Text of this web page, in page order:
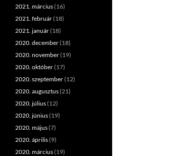
2021. március(16)
2021. február(18)
2021. január(18)
2020. december(18)
2020. november(19)
2020. október(17)
2020. szeptember(12)
2020. augusztus(21)
2020. július(12)
2020. június(19)
2020. május(7)
2020. április(9)
2020. március(19)